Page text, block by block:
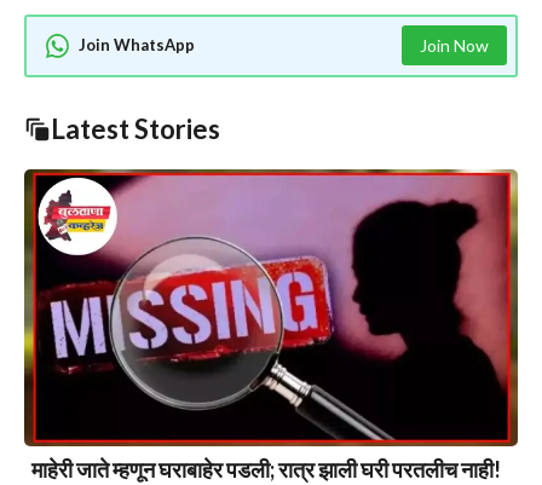
Join WhatsApp Join Now
Latest Stories
माहेरी जाते म्हणून घराबाहेर पडली; रात्र झाली घरी परतलीच नाही!